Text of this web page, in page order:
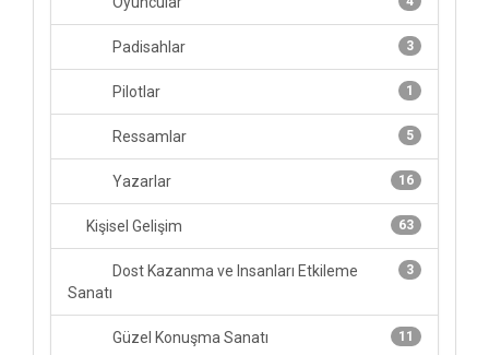
3
Padisahlar
1
Pilotlar
5
Ressamlar
16
Yazarlar
63
Kişisel Gelişim
3
Dost Kazanma ve Insanları Etkileme
Sanatı
11
Güzel Konuşma Sanatı